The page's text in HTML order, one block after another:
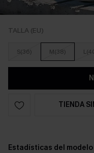
TALLA (EU)
S(36) M(38)
TIENDA
Estadísticas del modelo